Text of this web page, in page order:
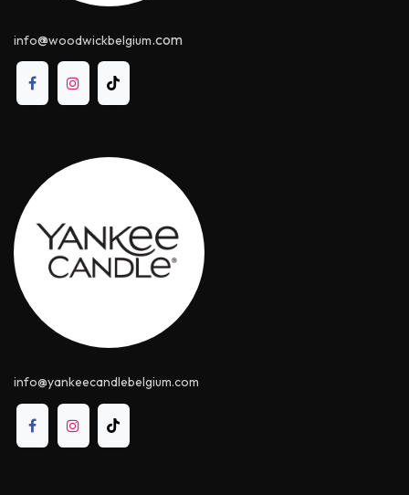
info@woodwickbelgium.com
info@yankeecandle​belgium.com